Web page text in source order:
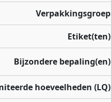
Verpakkingsgroep
Etiket(ten)
Bijzondere bepaling(en)
hoeveelheden (LQ)